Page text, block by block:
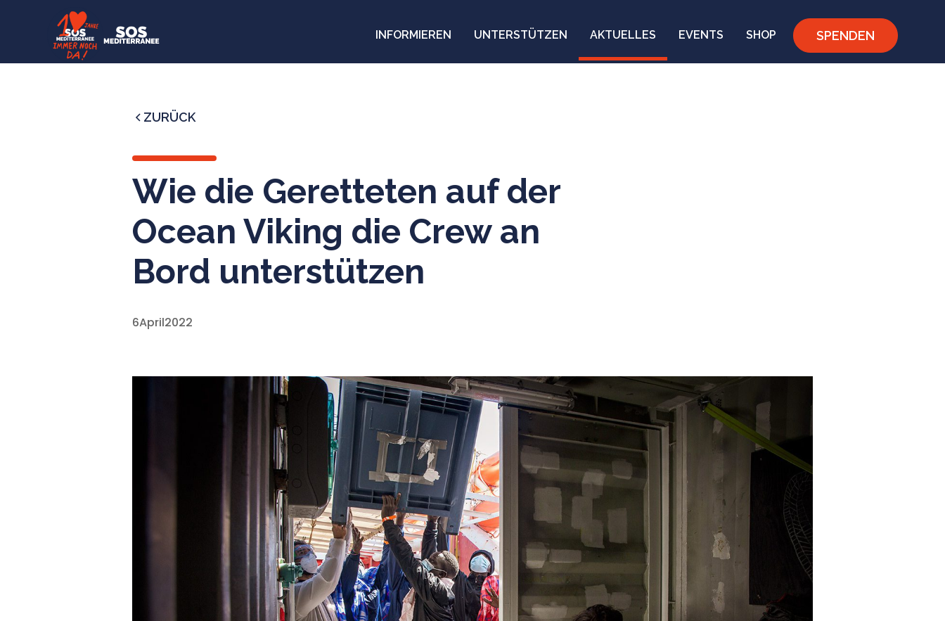
INFORMIEREN UNTERSTÜTZEN AKTUELLES EVENTS SHOP SPENDEN
ZURÜCK
Wie die Geretteten auf der
Ocean Viking die Crew an
Bord unterstützen
6April2022